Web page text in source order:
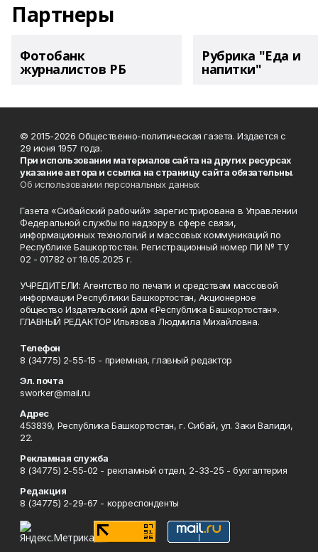
Партнеры
Фотобанк
журналистов РБ
Рубрика "Еда и
напитки"
© 2015-2026 Общественно-политическая газета. Издается с
29 июня 1957 года.
При использовании материалов сайта на других ресурсах
указание автора и ссылка на страницу сайта обязательны.
Об использовании персональных данных
Газета «Сибайский рабочий» зарегистрирована в Управлении
Федеральной службы по надзору в сфере связи,
информационных технологий и массовых коммуникаций по
Республике Башкортостан. Регистрационный номер ПИ № ТУ
02 - 01782 от 19.05.2025 г.
УЧРЕДИТЕЛИ: Агентство по печати и средствам массовой
информации Республики Башкортостан, Акционерное
общество Издательский дом «Республика Башкортостан».
ГЛАВНЫЙ РЕДАКТОР Ильязова Людмила Михайловна.
Телефон
8 (34775) 2-55-15 - приемная, главный редактор
Эл. почта
sworker@mail.ru
Адрес
453839, Республика Башкортостан, г. Сибай, ул. Заки Валиди,
22.
Рекламная служба
8 (34775) 2-55-02 - рекламный отдел, 2-33-25 - бухгалтерия
Редакция
8 (34775) 2-29-67 - корреспонденты